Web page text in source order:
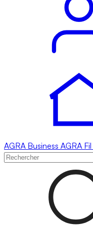
AGRA Business AGRA Fil